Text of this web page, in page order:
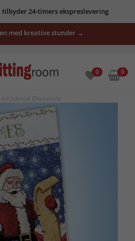
24-timers ekspreslevering
med kreative stunder →
0 0
Julesok Ønskeliste